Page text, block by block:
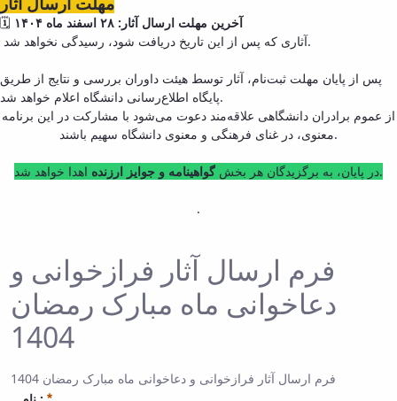
🗓
آخرین مهلت ارسال آثار: ۲۸ اسفند ماه ۱۴۰۴
آثاری که پس از این تاریخ دریافت شود، رسیدگی نخواهد شد.
پس از پایان مهلت ثبت‌نام، آثار توسط هیئت داوران بررسی و نتایج از طریق
پایگاه اطلاع‌رسانی دانشگاه اعلام خواهد شد.
از عموم برادران دانشگاهی علاقه‌مند دعوت می‌شود با مشارکت در این برنامه
معنوی، در غنای فرهنگی و معنوی دانشگاه سهیم باشند.
در پایان، به برگزیدگان هر بخش گواهینامه و جوایز ارزنده اهدا خواهد شد.
.
فرم ارسال آثار فرازخوانی و
دعاخوانی ماه مبارک رمضان
1404
فرم ارسال آثار فرازخوانی و دعاخوانی ماه مبارک رمضان 1404